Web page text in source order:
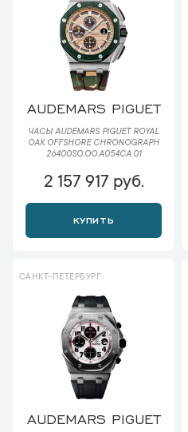
AUDEMARS PIGUET
ЧАСЫ AUDEMARS PIGUET ROYAL
OAK OFFSHORE CHRONOGRAPH
26400SO.OO.A054CA.01
2 157 917 руб.
КУПИТЬ
САНКТ-ПЕТЕРБУРГ
AUDEMARS PIGUET